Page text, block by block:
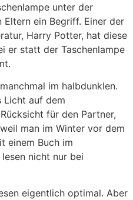
unter der
ein Begriff. Einer der
Harry Potter, hat diese
er statt der Taschenlampe
im halbdunklen.
Licht auf dem
für den Partner,
man im Winter vor dem
einem Buch im
nicht nur bei
eigentlich optimal. Aber